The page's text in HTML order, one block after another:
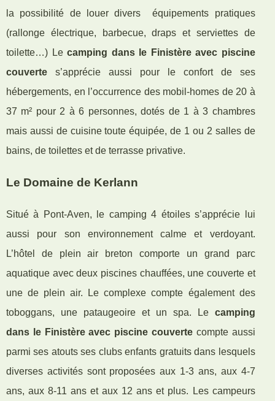
la possibilité de louer divers équipements pratiques
(rallonge électrique, barbecue, draps et serviettes de
toilette…) Lecamping dans le Finistère avec piscine
couverte s’apprécie aussi pour le confort de ses
hébergements, en l’occurrence des mobil-homes de 20 à
37 m² pour 2 à 6 personnes, dotés de 1 à 3 chambres
mais aussi de cuisine toute équipée, de 1 ou 2 salles de
bains, de toilettes et de terrasse privative.
Le Domaine de Kerlann
Situé à Pont-Aven, le camping 4 étoiles s’apprécie lui
aussi pour son environnement calme et verdoyant.
L’hôtel de plein air breton comporte un grand parc
aquatique avec deux piscines chauffées, une couverte et
une de plein air. Le complexe compte également des
toboggans, une pataugeoire et un spa. Le camping
dans le Finistère avec piscine couverte compte aussi
parmi ses atouts ses clubs enfants gratuits dans lesquels
diverses activités sont proposées aux 1-3 ans, aux 4-7
ans, aux 8-11 ans et aux 12 ans et plus. Les campeurs